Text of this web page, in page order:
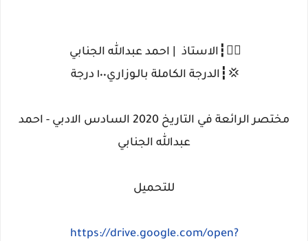
✍🏻┇الاستاذ | احمد عبدالله الجنابي
💢┇الدرجة الكاملة بالـوزاري١٠٠ درجة
مختصر الرائعة في التاريخ 2020 السادس الادبي - احمد
عبدالله الجنابي
للتحميل
https://drive.google.com/open?